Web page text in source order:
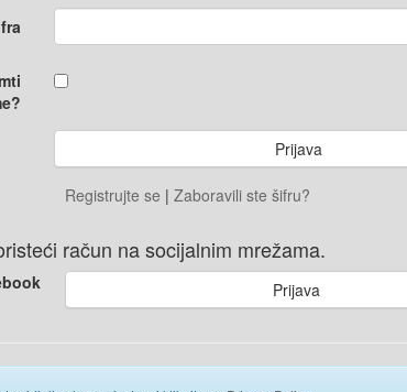
Registrujte se | Zaboravili ste šifru?
račun na socijalnim mrežama.
Prijava